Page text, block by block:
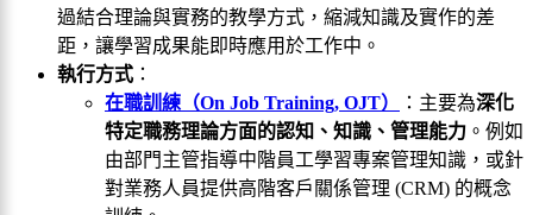
過結合理論與實務的教學方式，縮減知識及實作的差
距，讓學習成果能即時應用於工作中。
執行方式 ：
在職訓練（On Job Training, OJT）
：主要為深化
特定職務理論方面的認知、知識、管理能力 。例如
由部門主管指導中階員工學習專案管理知識，或針
對業務人員提供高階客戶關係管理 (CRM) 的概念